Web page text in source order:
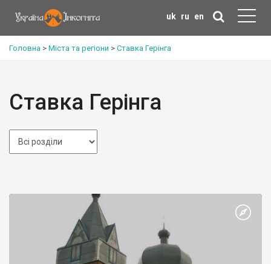
uk ru en
Головна > Міста та регіони > Ставка Герінга
Ставка Герінга